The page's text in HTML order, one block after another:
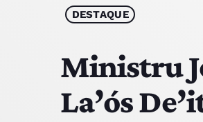
DESTAQUE
Ministru
La’ós